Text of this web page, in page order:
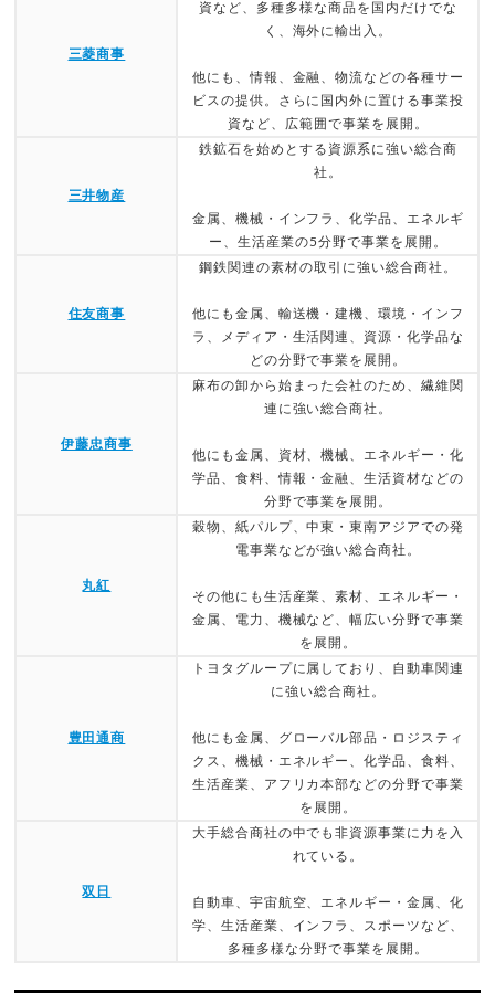
三菱商事
資など、多種多様な商品を国内だけでな
く、海外に輸出入。
他にも、情報、金融、物流などの各種サー
ビスの提供。さらに国内外に置ける事業投
資など、広範囲で事業を展開。
三井物産
鉄鉱石を始めとする資源系に強い総合商
社。
金属、機械・インフラ、化学品、エネルギ
ー、生活産業の5分野で事業を展開。
住友商事
鋼鉄関連の素材の取引に強い総合商社。
他にも金属、輸送機・建機、環境・インフ
ラ、メディア・生活関連、資源・化学品な
どの分野で事業を展開。
伊藤忠商事
麻布の卸から始まった会社のため、繊維関
連に強い総合商社。
他にも金属、資材、機械、エネルギー・化
学品、食料、情報・金融、生活資材などの
分野で事業を展開。
丸紅
穀物、紙パルプ、中東・東南アジアでの発
電事業などが強い総合商社。
その他にも生活産業、素材、エネルギー・
金属、電力、機械など、幅広い分野で事業
を展開。
豊田通商
トヨタグループに属しており、自動車関連
に強い総合商社。
他にも金属、グローバル部品・ロジスティ
クス、機械・エネルギー、化学品、食料、
生活産業、アフリカ本部などの分野で事業
を展開。
双日
大手総合商社の中でも非資源事業に力を入
れている。
自動車、宇宙航空、エネルギー・金属、化
学、生活産業、インフラ、スポーツなど、
多種多様な分野で事業を展開。